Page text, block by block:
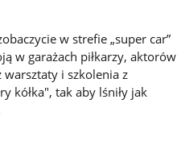
w strefie „super car”
w garażach piłkarzy, aktorów
i szkolenia z
kółka", tak aby lśniły jak